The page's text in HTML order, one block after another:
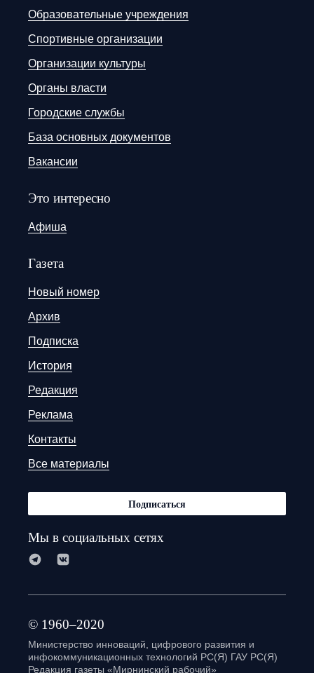
Образовательные учреждения
Спортивные организации
Организации культуры
Органы власти
Городские службы
База основных документов
Вакансии
Это интересно
Афиша
Газета
Новый номер
Архив
Подписка
История
Редакция
Реклама
Контакты
Все материалы
Подписаться
Мы в социальных сетях
© 1960–2020
Министерство инноваций, цифрового развития и
инфокоммуникационных технологий РС(Я) ГАУ РС(Я)
Редакция газеты «Мирнинский рабочий»